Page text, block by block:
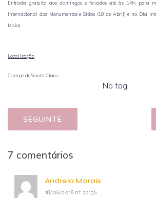
Entrada gratuita aos domingos e feriados até às 14h; para
Internacional dos Monumentos e Sítios (18 de Abril) e no Dia
Maio)
Localização
Campo de Santa Clara
No tag
SEGUINTE
7 comentários
Andreia Morais
18/06/2018 at 22:56